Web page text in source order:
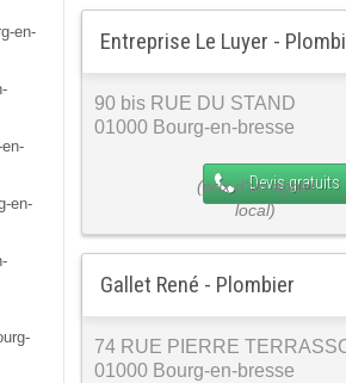
en-
en-
Entreprise Le Luyer -
90 bis RUE DU STAND
01000 Bourg-en-bresse
Devis gratuits
Gallet René - Plombier
74 RUE PIERRE
01000 Bourg-en-bresse